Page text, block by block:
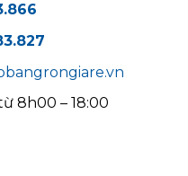
8h00 – 18:00